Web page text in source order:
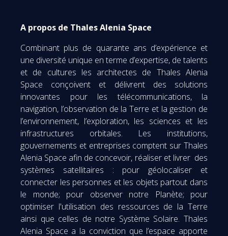
A propos de Thales Alenia Space
Combinant plus de quarante ans d’expérience et
une diversité unique en terme d’expertise, de talents
et de cultures les architectes de Thales Alenia
Space conçoivent et délivrent des solutions
innovantes pour les télécommunications, la
navigation, l’observation de la Terre et la gestion de
l’environnement, l’exploration, les sciences et les
infrastructures orbitales. Les institutions,
gouvernements et entreprises comptent sur Thales
Alenia Space afin de concevoir, réaliser et livrer des
systèmes satellitaires : pour géolocaliser et
connecter les personnes et les objets partout dans
le monde; pour observer notre Planète; pour
optimiser l'utilisation des ressources de la Terre
ainsi que celles de notre Système Solaire. Thales
Alenia Space a la conviction que l’espace apporte